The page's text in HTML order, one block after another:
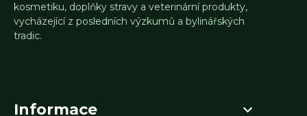
kosmetiku, doplňky stravy a veterinární produkty,
vycházející z posledních výzkumů a bylinářských
tradic.
Informace